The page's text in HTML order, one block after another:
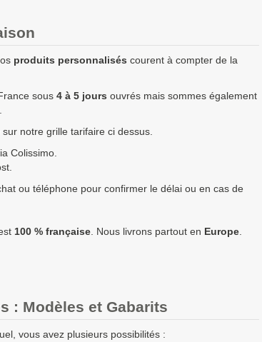
€ 264,00 € 6 à 8 jours 1 à 2 jours
€ 480,00 €
€
€ 1 950,00 € 12 à 15 jours 1 à 2 jours
à fabriquer ?contactez nouspour un devis personnalisé
produits personnalisés courent à compter de la
sous 4 à 5 jours ouvrés mais sommes également
notre grille tarifaire ci dessus.
Colissimo.
ou téléphone pour confirmer le délai ou en cas de
100 % française . Nous livrons partout en Europe
: Modèles et Gabarits
vous avez plusieurs possibilités :